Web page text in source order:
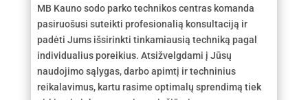
MB Kauno sodo parko technikos centras komanda
pasiruošusi suteikti profesionalią konsultaciją ir
padėti Jums išsirinkti tinkamiausią techniką pagal
individualius poreikius. Atsižvelgdami į Jūsų
naudojimo sąlygas, darbo apimtį ir techninius
reikalavimus, kartu rasime optimalų sprendimą tiek